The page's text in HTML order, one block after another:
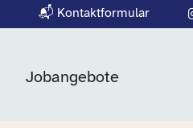
📬 Kontaktformular
Jobangebote